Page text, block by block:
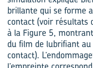
brillante qui se forme
contact (voir résultats
à la Figure 5,
du film de lubrifiant au
contact).